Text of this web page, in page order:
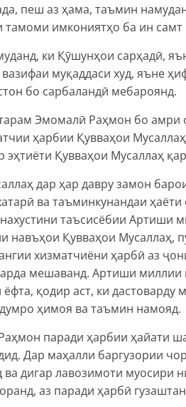
пеш аз ҳама, таъмин
тамоми имкониятҳо ба ин
ки Қӯшунҳои сарҳадӣ,
муқаддаси худ, яъне
бо сарбаландӣ мебароянд.
Эмомалӣ Раҳмон бо
ҳарбии Қувваҳои
Қувваҳои Мусаллаҳ
дар ҳар давру замон
ва таъминкунандаи
таъсисёбии Артиши
навъҳои Қувваҳои Мусаллаҳ,
хизматчиёни ҳарбӣ аз
мешаванд. Артиши миллии
қодир аст, ки дастоварду
ҳимоя ва таъмин намояд.
паради ҳарбии ҳайати
Дар маҳалли баргузории
дигар лавозимоти муосири
аз паради ҳарбӣ